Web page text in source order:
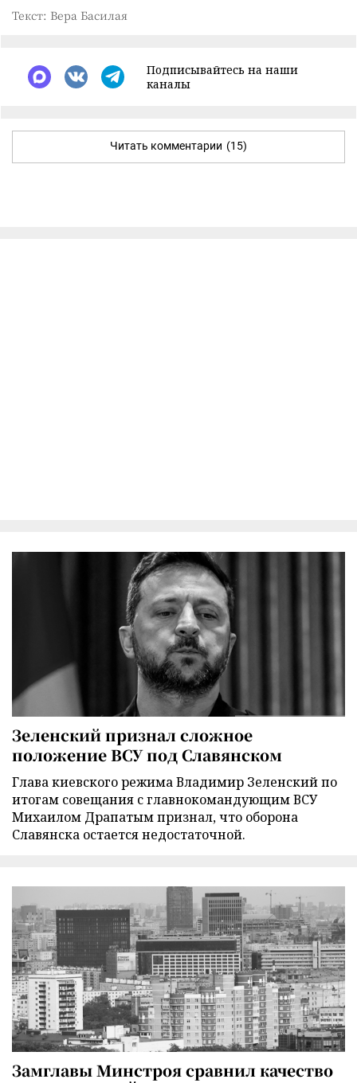
Текст: Вера Басилая
Подписывайтесь на наши
каналы
Читать комментарии (15)
Зеленский признал сложное
положение ВСУ под Славянском
Глава киевского режима Владимир Зеленский по
итогам совещания с главнокомандующим ВСУ
Михаилом Драпатым признал, что оборона
Славянска остается недостаточной.
Замглавы Минстроя сравнил качество